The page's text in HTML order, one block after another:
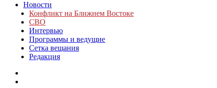
Новости
Конфликт на Ближнем Востоке
СВО
Интервью
Программы и ведущие
Сетка вещания
Редакция